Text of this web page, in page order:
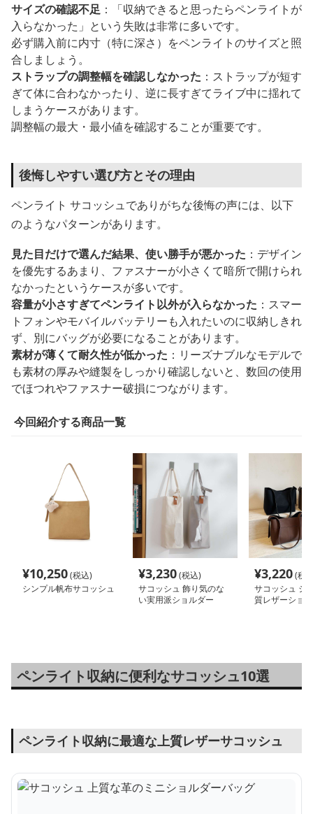
サイズの確認不足 ：「収納できると思ったらペンライトが
入らなかった」という失敗は非常に多いです。
必ず購入前に内寸（特に深さ）をペンライトのサイズと照
合しましょう。
ストラップの調整幅を確認しなかった ：ストラップが短す
ぎて体に合わなかったり、逆に長すぎてライブ中に揺れて
しまうケースがあります。
調整幅の最大・最小値を確認することが重要です。
後悔しやすい選び方とその理由
ペンライト サコッシュでありがちな後悔の声には、以下
のようなパターンがあります。
見た目だけで選んだ結果、使い勝手が悪かった ：デザイン
を優先するあまり、ファスナーが小さくて暗所で開けられ
なかったというケースが多いです。
容量が小さすぎてペンライト以外が入らなかった ：スマー
トフォンやモバイルバッテリーも入れたいのに収納しきれ
ず、別にバッグが必要になることがあります。
素材が薄くて耐久性が低かった ：リーズナブルなモデルで
も素材の厚みや縫製をしっかり確認しないと、数回の使用
でほつれやファスナー破損につながります。
今回紹介する商品一覧
¥10,250(税込)
シンプル帆布サコッシュ
¥3,230(税込)
サコッシュ 飾り気のな
い実用派ショルダー
¥3,220(税
サコッシュ シ
質レザーショ
ペンライト収納に便利なサコッシュ10選
ペンライト収納に最適な上質レザーサコッシュ